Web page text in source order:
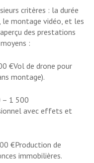
critères : la durée
montage vidéo, et les
des prestations
:
€Vol de drone pour
montage).
– 1 500
avec effets et
€Production de
immobilières.